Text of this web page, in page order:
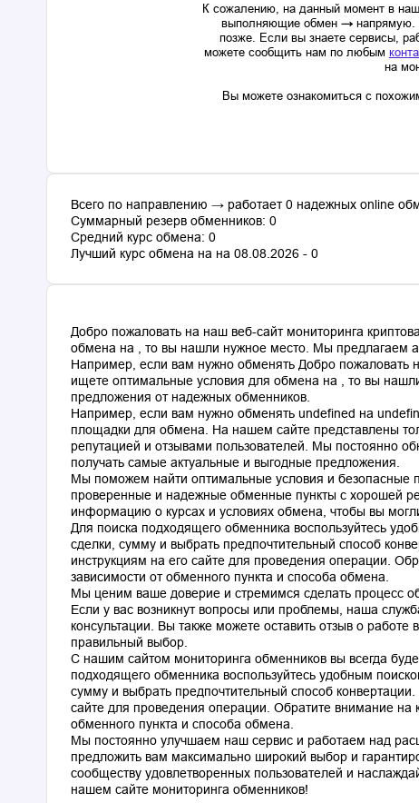
К сожалению, на данный момент в
выполняющие обмен → напрямую.
позже. Если вы знаете сервисы,
можете сообщить нам по любым
на
Вы можете ознакомиться с
Всего по направлению → работает 0 надежных online
Суммарный резерв обменников: 0
Средний курс обмена: 0
Лучший курс обмена на на 08.08.2026 - 0
Добро пожаловать на наш веб-сайт мониторинга
обмена на , то вы нашли нужное место. Мы предлагаем
Например, если вам нужно обменять Добро пожаловать
ищете оптимальные условия для обмена на , то вы
предложения от надежных обменников.
Например, если вам нужно обменять undefined на
площадки для обмена. На нашем сайте представлены
репутацией и отзывами пользователей. Мы постоянно
получать самые актуальные и выгодные предложения.
Мы поможем найти оптимальные условия и безопасные
проверенные и надежные обменные пункты с хорошей
информацию о курсах и условиях обмена, чтобы вы
Для поиска подходящего обменника воспользуйтесь
сделки, сумму и выбрать предпочтительный способ
инструкциям на его сайте для проведения операции.
зависимости от обменного пункта и способа обмена.
Мы ценим ваше доверие и стремимся сделать процесс
Если у вас возникнут вопросы или проблемы, наша
консультации. Вы также можете оставить отзыв о
правильный выбор.
С нашим сайтом мониторинга обменников вы всегда
подходящего обменника воспользуйтесь удобным
сумму и выбрать предпочтительный способ
сайте для проведения операции. Обратите внимание на
обменного пункта и способа обмена.
Мы постоянно улучшаем наш сервис и работаем над
предложить вам максимально широкий выбор и
сообществу удовлетворенных пользователей и